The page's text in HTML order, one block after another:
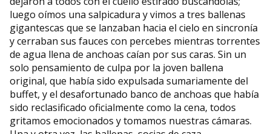
luego oímos una salpicadura y vimos a tres ballenas
gigantescas que se lanzaban hacia el cielo en sincronía
y cerraban sus fauces con percebes mientras torrentes
de agua llena de anchoas caían por sus caras. Sin un
solo pensamiento de culpa por la joven ballena
original, que había sido expulsada sumariamente del
buffet, y el desafortunado banco de anchoas que había
sido reclasificado oficialmente como la cena, todos
gritamos emocionados y tomamos nuestras cámaras.